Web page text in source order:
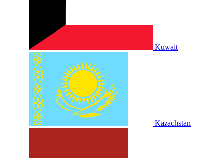
Kuwait
Kazachstan